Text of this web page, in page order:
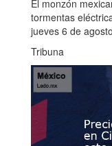
El monzón
tormentas
jueves 6 de
Tribuna